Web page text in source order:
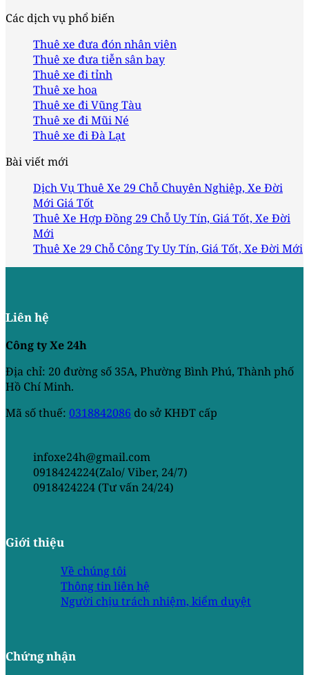
Các dịch vụ phổ biến
Thuê xe đưa đón nhân viên
Thuê xe đưa tiễn sân bay
Thuê xe đi tỉnh
Thuê xe hoa
Thuê xe đi Vũng Tàu
Thuê xe đi Mũi Né
Thuê xe đi Đà Lạt
Bài viết mới
Dịch Vụ Thuê Xe 29 Chỗ Chuyên Nghiệp, Xe Đời
Mới Giá Tốt
Thuê Xe Hợp Đồng 29 Chỗ Uy Tín, Giá Tốt, Xe Đời
Mới
Thuê Xe 29 Chỗ Công Ty Uy Tín, Giá Tốt, Xe Đời Mới
Liên hệ
Công ty Xe 24h
Địa chỉ: 20 đường số 35A, Phường Bình Phú, Thành phố
Hồ Chí Minh.
Mã số thuế: 0318842086 do sở KHĐT cấp
infoxe24h@gmail.com
0918424224(Zalo/ Viber, 24/7)
0918424224 (Tư vấn 24/24)
Giới thiệu
Về chúng tôi
Thông tin liên hệ
Người chịu trách nhiệm, kiểm duyệt
Chứng nhận